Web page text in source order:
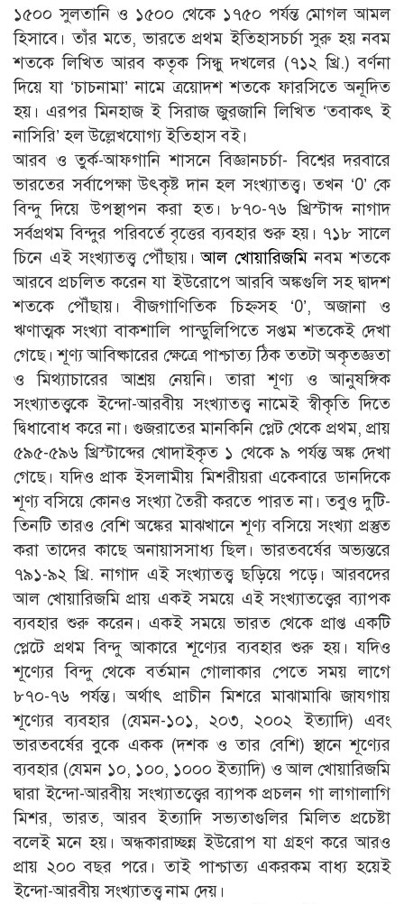
১৫০০ সুলতানি ও ১৫০০ থেকে ১৭৫০ পর্যন্ত মোগল আমল
হিসাবে। তাঁর মতে, ভারতে প্রথম ইতিহাসচর্চা সুরু হয় নবম
শতকে লিখিত আরব কতৃক সিন্ধু দখলের (৭১২ খ্রি.) বর্ণনা
দিয়ে যা ‘চাচনামা’ নামে ত্রয়োদশ শতকে ফারসিতে অনূদিত
হয়। এরপর মিনহাজ ই সিরাজ জুরজানি লিখিত ‘তবাকৎ ই
নাসিরি’ হল উল্লেখযোগ্য ইতিহাস বই।
আরব ও তুর্ক-আফগানি শাসনে বিজ্ঞানচর্চা- বিশ্বের দরবারে
ভারতের সর্বাপেক্ষা উৎকৃষ্ট দান হল সংখ্যাতত্ত্ব। তখন ‘0’ কে
বিন্দু দিয়ে উপস্থাপন করা হত। ৮৭০-৭৬ খ্রিস্টাব্দ নাগাদ
সর্বপ্রথম বিন্দুর পরিবর্তে বৃত্তের ব্যবহার শুরু হয়। ৭১৮ সালে
চিনে এই সংখ্যাতত্ত্ব পৌঁছায়।আল খোয়ারিজমি নবম শতকে
আরবে প্রচলিত করেন যা ইউরোপে আরবি অঙ্কগুলি সহ দ্বাদশ
শতকে পৌঁছায়। বীজগাণিতিক চিহ্নসহ ‘0’, অজানা ও
ঋণাত্মক সংখ্যা বাকশালি পান্ডুলিপিতে সপ্তম শতকেই দেখা
গেছে। শূণ্য আবিষ্কারের ক্ষেত্রে পাশ্চাত্য ঠিক ততটা অকৃতজ্ঞতা
ও মিথ্যাচারের আশ্রয় নেয়নি। তারা শূণ্য ও আনুষঙ্গিক
সংখ্যাতত্ত্বকে ইন্দো-আরবীয় সংখ্যাতত্ত্ব নামেই স্বীকৃতি দিতে
দ্বিধাবোধ করে না। গুজরাতের মানকিনি প্লেট থেকে প্রথম, প্রায়
৫৯৫-৫৯৬ খ্রিস্টাব্দের খোদাইকৃত ১ থেকে ৯ পর্যন্ত অঙ্ক দেখা
গেছে। যদিও প্রাক ইসলামীয় মিশরীয়রা একেবারে ডানদিকে
শূণ্য বসিয়ে কোনও সংখ্যা তৈরী করতে পারত না। তবুও দুটি-
তিনটি তারও বেশি অঙ্কের মাঝখানে শূণ্য বসিয়ে সংখ্যা প্রস্তুত
করা তাদের কাছে অনায়াসসাধ্য ছিল। ভারতবর্ষের অভ্যন্তরে
৭৯১-৯২ খ্রি. নাগাদ এই সংখ্যাতত্ত্ব ছড়িয়ে পড়ে। আরবদের
আল খোয়ারিজমি প্রায় একই সময়ে এই সংখ্যাতত্ত্বের ব্যাপক
ব্যবহার শুরু করেন। একই সময়ে ভারত থেকে প্রাপ্ত একটি
প্লেটে প্রথম বিন্দু আকারে শূণ্যের ব্যবহার শুরু হয়। যদিও
শূণ্যের বিন্দু থেকে বর্তমান গোলাকার পেতে সময় লাগে
৮৭০-৭৬ পর্যন্ত। অর্থাৎ প্রাচীন মিশরে মাঝামাঝি জাযগায়
শূণ্যের ব্যবহার (যেমন-১০১, ২০৩, ২০০২ ইত্যাদি) এবং
ভারতবর্ষের বুকে একক (দশক ও তার বেশি) স্থানে শূণ্যের
ব্যবহার (যেমন ১০, ১০০, ১০০০ ইত্যাদি) ও আল খোয়ারিজমি
দ্বারা ইন্দো-আরবীয় সংখ্যাতত্ত্বের ব্যাপক প্রচলন গা লাগালাগি
মিশর, ভারত, আরব ইত্যাদি সভ্যতাগুলির মিলিত প্রচেষ্টা
বলেই মনে হয়। অন্ধকারাচ্ছন্ন ইউরোপ যা গ্রহণ করে আরও
প্রায় ২০০ বছর পরে। তাই পাশ্চাত্য একরকম বাধ্য হয়েই
ইন্দো-আরবীয় সংখ্যাতত্ত্ব নাম দেয়।